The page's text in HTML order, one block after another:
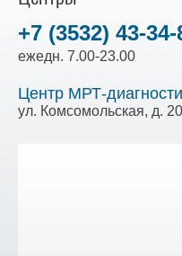
+7 (3532) 43-34-
ежедн. 7.00-23.00
Центр МРТ-
ул. Комсомольская, д.